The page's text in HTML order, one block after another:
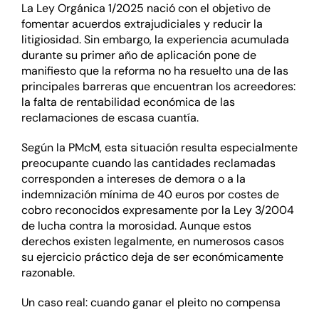
La Ley Orgánica 1/2025 nació con el objetivo de
fomentar acuerdos extrajudiciales y reducir la
litigiosidad. Sin embargo, la experiencia acumulada
durante su primer año de aplicación pone de
manifiesto que la reforma no ha resuelto una de las
principales barreras que encuentran los acreedores:
la falta de rentabilidad económica de las
reclamaciones de escasa cuantía.
Según la PMcM, esta situación resulta especialmente
preocupante cuando las cantidades reclamadas
corresponden a intereses de demora o a la
indemnización mínima de 40 euros por costes de
cobro reconocidos expresamente por la Ley 3/2004
de lucha contra la morosidad. Aunque estos
derechos existen legalmente, en numerosos casos
su ejercicio práctico deja de ser económicamente
razonable.
Un caso real:cuando ganar el pleito no compensa